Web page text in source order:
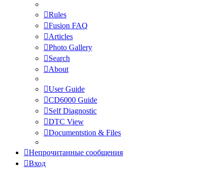
Rules
Fusion FAQ
Articles
Photo Gallery
Search
About
User Guide
CD6000 Guide
Self Diagnostic
DTC View
Documentstion & Files
Непрочитанные сообщения
Вход